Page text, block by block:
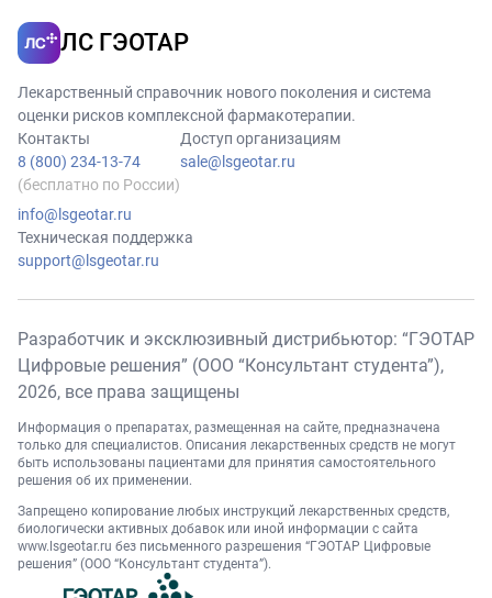
ЛС ГЭОТАР
Лекарственный справочник нового поколения и система
оценки рисков комплексной фармакотерапии.
Контакты
8 (800) 234-13-74
(бесплатно по России)
info@lsgeotar.ru
Доступ организациям
sale@lsgeotar.ru
Техническая поддержка
support@lsgeotar.ru
Разработчик и эксклюзивный дистрибьютор: “ГЭОТАР
Цифровые решения” (ООО “Консультант студента”),
2026, все права защищены
Информация о препаратах, размещенная на сайте, предназначена
только для специалистов. Описания лекарственных средств не могут
быть использованы пациентами для принятия самостоятельного
решения об их применении.
Запрещено копирование любых инструкций лекарственных средств,
биологически активных добавок или иной информации с сайта
www.lsgeotar.ru без письменного разрешения “ГЭОТАР Цифровые
решения” (ООО “Консультант студента”).